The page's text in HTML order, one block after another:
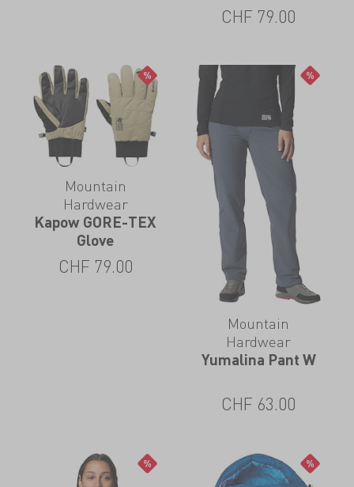
CHF 79.00
Mountain
Hardwear
Kapow GORE-TEX
Glove
CHF 79.00
Mountain
Hardwear
Yumalina Pant W
CHF 63.00